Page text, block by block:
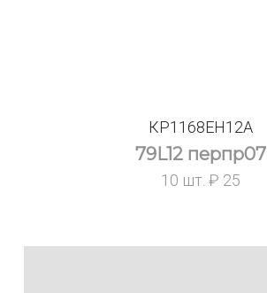
КР1168ЕН12А
79L12 перпр07
10 шт. ₽ 25